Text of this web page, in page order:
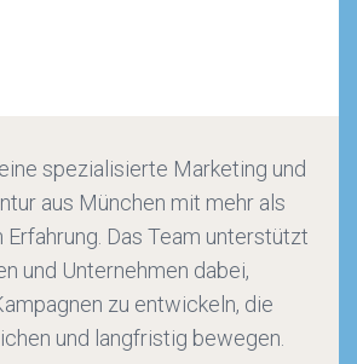
spezialisierte Marketing und
aus München mit mehr als
Erfahrung. Das Team unterstützt
und Unternehmen dabei,
zu entwickeln, die
und langfristig bewegen.